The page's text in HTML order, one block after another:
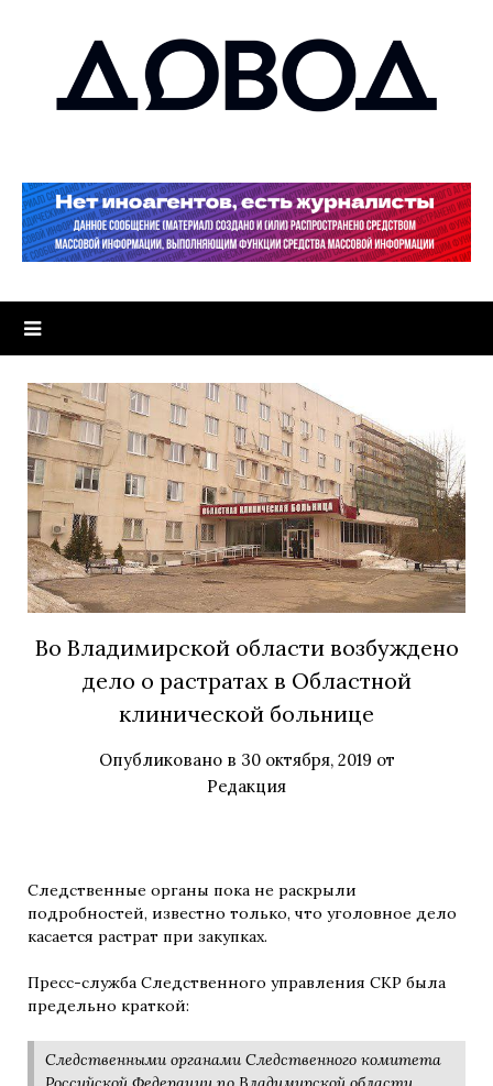
Во Владимирской области возбуждено
дело о растратах в Областной
клинической больнице
Опубликовано в 30 октября, 2019 от
Редакция
Следственные органы пока не раскрыли
подробностей, известно только, что уголовное дело
касается растрат при закупках.
Пресс-служба Следственного управления СКР была
предельно краткой:
Следственными органами Следственного комитета